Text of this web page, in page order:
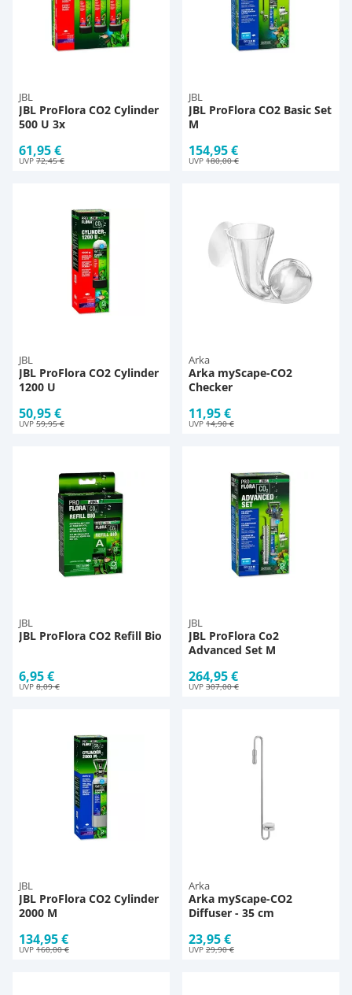
JBL
JBL ProFlora CO2 Cylinder
500 U 3x
61,95 €
UVP72,45 €
JBL
JBL ProFlora CO2 Basic Set
M
154,95 €
UVP 180,00 €
JBL
JBL ProFlora CO2 Cylinder
1200 U
50,95 €
UVP59,95 €
Arka
Arka myScape-CO2
Checker
11,95 €
UVP14,90 €
JBL
JBL ProFlora CO2 Refill Bio
6,95 €
UVP 8,09 €
JBL
JBL ProFlora Co2
Advanced Set M
264,95 €
UVP 307,00 €
JBL
JBL ProFlora CO2 Cylinder
2000 M
134,95 €
UVP 160,00 €
Arka
Arka myScape-CO2
Diffuser - 35 cm
23,95 €
UVP29,90 €